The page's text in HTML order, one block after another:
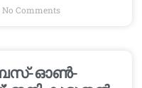
No Comments
ഓൺ-